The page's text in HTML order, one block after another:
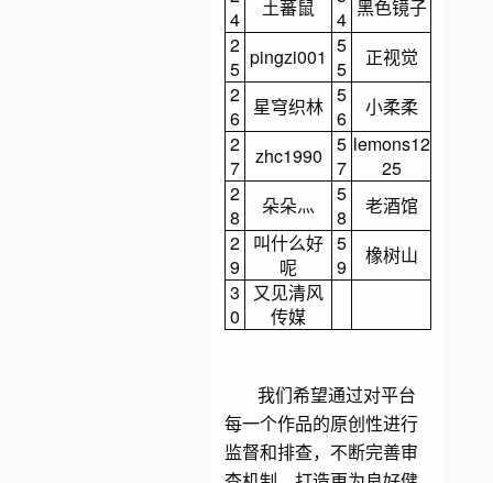
4
土蕃鼠
4 黑色镜子
2
5 pingzi001 5
5
正视觉
2
6 星穹织林 5
6
小柔柔
2
7
zhc1990
5
7
lemons12
25
2
8
朵朵灬
5
8
老酒馆
2
9
叫什么好
呢
5
9
橡树山
3
0
又见清风
传媒
我们希望通过对平台
每一个作品的原创性进行
监督和排查，不断完善审